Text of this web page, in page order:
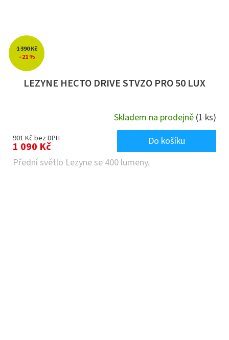
1 390 Kč
–21 %
LEZYNE HECTO DRIVE STVZO PRO 50 LUX
Skladem na prodejně (1 ks)
901 Kč bez DPH
1 090 Kč
Do košíku
Přední světlo Lezyne se 400 lumeny.